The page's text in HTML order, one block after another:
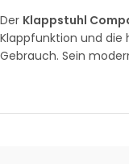
Der Klappstuhl
Klappfunktion und die
Gebrauch. Sein